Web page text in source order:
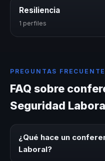
Resiliencia
1 perfiles
PREGUNTAS
FAQ sobre
Seguridad
¿Qué hace un
Laboral?